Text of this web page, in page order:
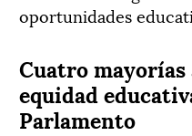
oportunidades
Cuatro
equidad
Parlamento